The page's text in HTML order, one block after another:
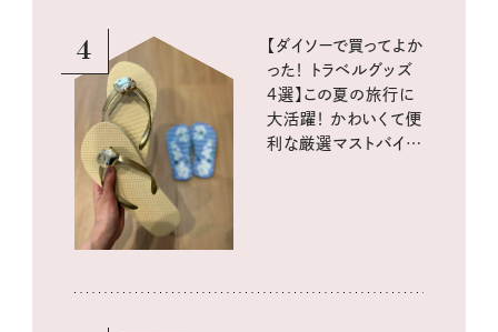
4
【ダイソーで買ってよか
った！ トラベルグッズ
4選】この夏の旅行に
大活躍！ かわいくて便
利な厳選マストバイア